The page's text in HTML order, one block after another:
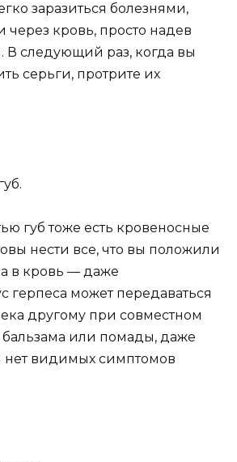
заразиться болезнями,
кровь, просто надев
В следующий раз, когда вы
серьги, протрите их
губ тоже есть кровеносные
нести все, что вы положили
в кровь — даже
герпеса может передаваться
другому при совместном
или помады, даже
нет видимых симптомов